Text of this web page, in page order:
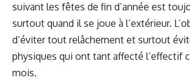
suivant les fêtes de fin d’année est
surtout quand il se joue à l’extérieur.
d’éviter tout relâchement et surtout
physiques qui ont tant affecté l’effectif
mois.